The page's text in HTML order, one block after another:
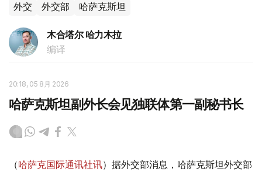
外交 外交部 哈萨克斯坦
木合塔尔 哈力木拉
编译
20:18, 05 8月 2026
哈萨克斯坦副外长会见独联体第一副秘书长
（哈萨克国际通讯社讯）据外交部消息，哈萨克斯坦外交部